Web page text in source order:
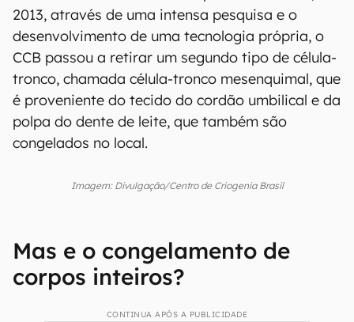
2013, através de uma intensa pesquisa e o
desenvolvimento de uma tecnologia própria, o
CCB passou a retirar um segundo tipo de célula-
tronco, chamada célula-tronco mesenquimal, que
é proveniente do tecido do cordão umbilical e da
polpa do dente de leite, que também são
congelados no local.
Imagem: Divulgação/Centro de Criogenia Brasil
Mas e o congelamento de
corpos inteiros?
CONTINUA APÓS A PUBLICIDADE